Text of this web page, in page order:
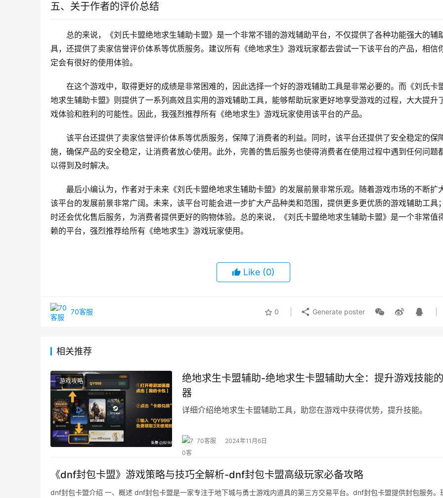
五、关于作者的评价总结
总的来说，《刘氏卡盟绝地求生辅助卡盟》是一个非常不错的游戏辅助平台，不仅提供了各种功能强大的辅
具，还提供了卖家信誉评价体系等优质服务。建议所有《绝地求生》游戏玩家都去尝试一下该平台的产品，相信
定会有很好的使用体验。
在这个游戏中，取得更好的成绩是非常困难的，因此选择一个好的游戏辅助工具是非常必要的。而《刘氏卡
地求生辅助卡盟》则提供了一系列高效且实用的游戏辅助工具，能够帮助玩家更好地享受游戏的过程，大大提升
戏体验和胜利的可能性。因此，我强烈推荐所有《绝地求生》游戏玩家使用该平台的产品。
该平台还提供了卖家信誉评价体系等优质服务，保障了消费者的利益。同时，该平台还提供了安全稳定的保
施，确保产品的安全稳定，让消费者放心使用。此外，完善的售后服务也使得消费者在使用过程中遇到任何问题
以得到及时解决。
最后小编认为，作者对于未来《刘氏卡盟绝地求生辅助卡盟》的发展前景非常乐观。随着游戏市场的不断扩大
该平台的发展前景非常广阔。未来，该平台可能会进一步扩大产品种类和范围，提供更多更优质的游戏辅助工具
时还会优化售后服务，为消费者提供更好的购物体验。总的来说，《刘氏卡盟绝地求生辅助卡盟》是一个非常值
赖的平台，强烈推荐给所有《绝地求生》游戏玩家使用。
Like (0)
70客服 0 Generate poster
相关推荐
游戏攻略
绝地求生卡盟辅助-绝地求生卡盟辅助大全：提升游戏技能的
器
详细介绍绝地求生卡盟辅助工具，助您在游戏中获得优势，提升技能。
70客服 2024年11月6日
《dnf封包卡盟》游戏策略与技巧全解析-dnf封包卡盟高级玩家必备攻略
dnf封包卡盟介绍 一、概述 dnf封包卡盟是一家专注于地下城与勇士游戏内道具的第三方交易平台。dnf封包卡盟提供封包服务。